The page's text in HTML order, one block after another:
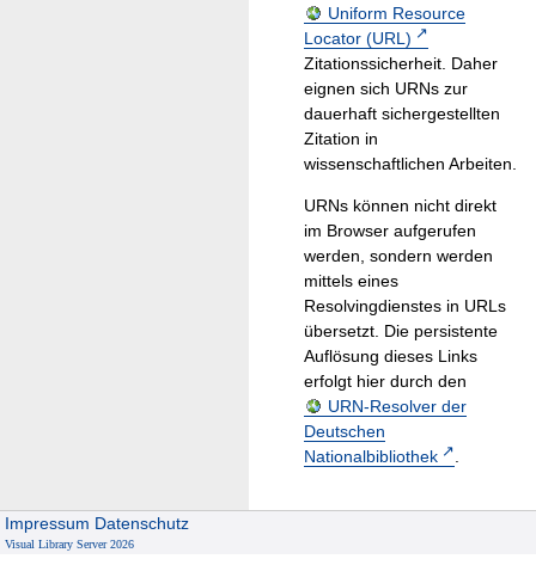
Uniform Resource
Locator (URL)
Zitationssicherheit. Daher
eignen sich URNs zur
dauerhaft sichergestellten
Zitation in
wissenschaftlichen Arbeiten.
URNs können nicht direkt
im Browser aufgerufen
werden, sondern werden
mittels eines
Resolvingdienstes in URLs
übersetzt. Die persistente
Auflösung dieses Links
erfolgt hier durch den
URN-Resolver der
Deutschen
Nationalbibliothek
.
Impressum Datenschutz
Visual Library Server 2026